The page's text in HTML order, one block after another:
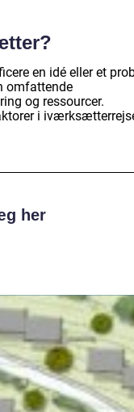
en idé eller et
omfattende
og ressourcer.
i
her